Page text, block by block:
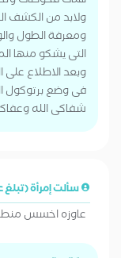
ولابد من الكشف
ومعرفة الطول
التى يشكو منها
وبعد الاطلاع على
فى وضع برتوكول
شفاكى الله
سألت إمرأة (تبلغ
عاوزه اخسس